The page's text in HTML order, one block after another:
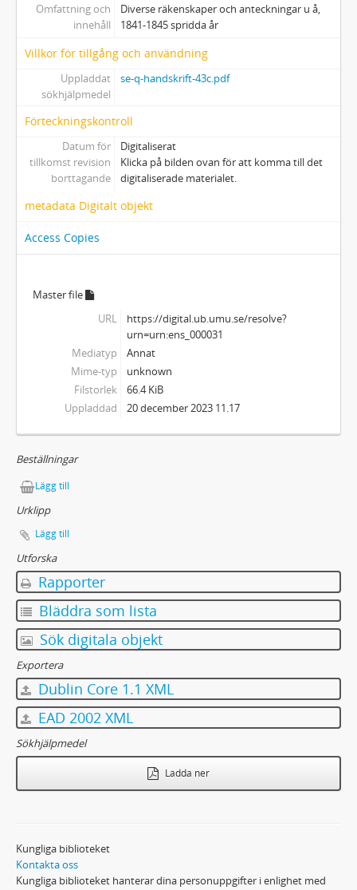
Omfattning och
innehåll
Diverse räkenskaper och anteckningar u å,
1841-1845 spridda år
Villkor för tillgång och användning
Uppladdat
sökhjälpmedel
se-q-handskrift-43c.pdf
Förteckningskontroll
Datum för
tillkomst revision
borttagande
Digitaliserat
Klicka på bilden ovan för att komma till det
digitaliserade materialet.
metadata Digitalt objekt
Access Copies
Master file
URL
https://digital.ub.umu.se/resolve?
urn=urn:ens_000031
Mediatyp
Annat
Mime-typ
unknown
Filstorlek
66.4 KiB
Uppladdad
20 december 2023 11.17
Beställningar
Lägg till
Urklipp
Lägg till
Utforska
Rapporter
Bläddra som lista
Sök digitala objekt
Exportera
Dublin Core 1.1 XML
EAD 2002 XML
Sökhjälpmedel
Ladda ner
Kungliga biblioteket
Kontakta oss
Kungliga biblioteket hanterar dina personuppgifter i enlighet med